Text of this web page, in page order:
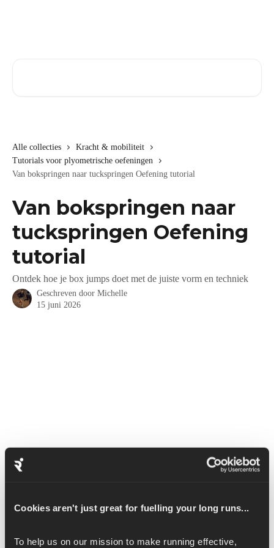
Cookies aren't just great for fuelling your long runs...
To help us on our mission to make running effective,
Alle collecties
Kracht & mobiliteit
Tutorials voor plyometrische oefeningen
Van bokspringen naar tuckspringen Oefening tutorial
Van bokspringen naar
tuckspringen Oefening
tutorial
Ontdek hoe je box jumps doet met de juiste vorm en techniek
Geschreven door Michelle
15 juni 2026
plyometrische oefening die je explosieve kracht verbetert.
Begin met op een doos te staan met de voeten schouderbreed uit